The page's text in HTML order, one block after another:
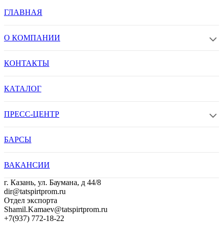
ГЛАВНАЯ
О КОМПАНИИ
КОНТАКТЫ
КАТАЛОГ
ПРЕСС-ЦЕНТР
БАРСЫ
ВАКАНСИИ
г. Казань, ул. Баумана, д 44/8
dir@tatspirtprom.ru
Отдел экспорта
Shamil.Kamaev@tatspirtprom.ru
+7(937) 772-18-22